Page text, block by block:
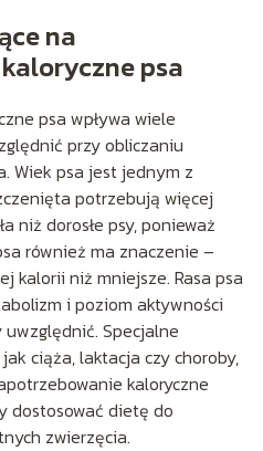
na
psa
psa wpływa wiele
przy obliczaniu
Wiek psa jest jednym z
potrzebują więcej
niż dorosłe psy, ponieważ
również ma znaczenie –
kalorii niż mniejsze. Rasa psa
i poziom aktywności
Specjalne
ciąża, laktacja czy choroby,
kaloryczne
dostosować dietę do
zwierzęcia.